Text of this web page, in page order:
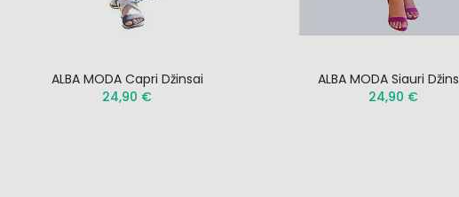
ALBA MODA Capri Džinsai
24,90 €
ALBA MODA Siauri
24,90 €